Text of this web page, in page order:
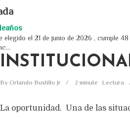
el 21 de junio de 2026 , cumple
By Orlando Bustillo Jr 2 minute Lectura
La oportunidad. Una de las